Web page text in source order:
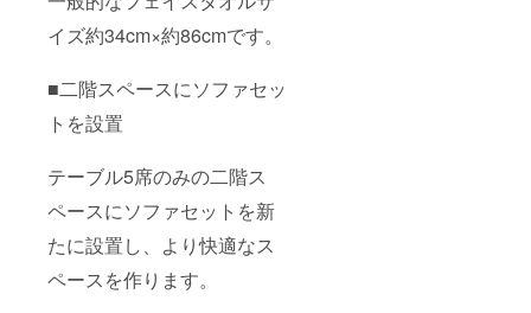
イズ約34cm×約86cmです。
■二階スペースにソファセッ
トを設置
テーブル5席のみの二階ス
ペースにソファセットを新
たに設置し、より快適なス
ペースを作ります。